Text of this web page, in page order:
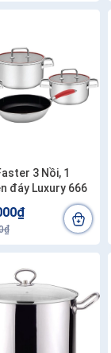
3 Nồi, 1
đáy Luxury 666